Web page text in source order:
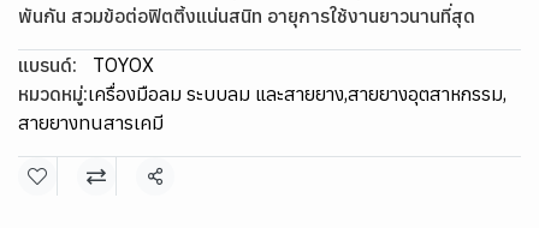
พันกัน สวมข้อต่อฟิตติ้งแน่นสนิท อายุการใช้งานยาวนานที่สุด
แบรนด์:
TOYOX
หมวดหมู่:เครื่องมือลม ระบบลม และสายยาง,สายยางอุตสาหกรรม,
สายยางทนสารเคมี
แชร์